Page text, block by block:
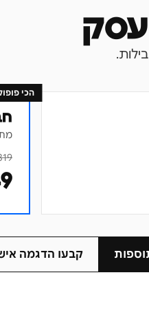
הכי
קבעו הדגמה